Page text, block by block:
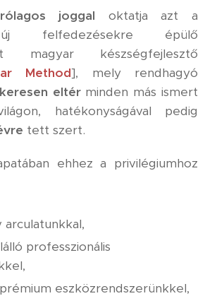
joggal oktatja azt a
új felfedezésekre épülő
magyar készségfejlesztő
Method], mely rendhagyó
eltérminden más ismert
hatékonyságával pedig
tett szert.
ehhez a privilégiumhoz
arculatunkkal,
professzionális
eszközrendszerünkkel,